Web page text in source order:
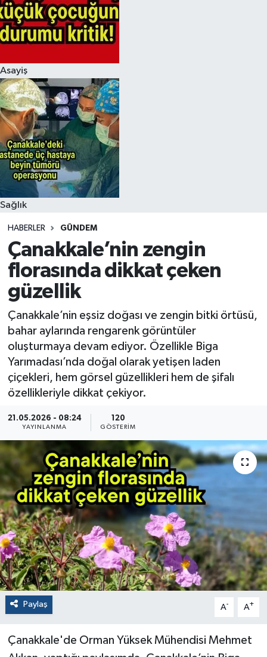
Asayiş
Sağlık
HABERLER GÜNDEM
Çanakkale’nin zengin
florasında dikkat çeken
güzellik
Çanakkale’nin eşsiz doğası ve zengin bitki örtüsü,
bahar aylarında rengarenk görüntüler
oluşturmaya devam ediyor. Özellikle Biga
Yarımadası’nda doğal olarak yetişen laden
çiçekleri, hem görsel güzellikleri hem de şifalı
özellikleriyle dikkat çekiyor.
21.05.2026 - 08:24
YAYINLANMA
120
GÖSTERIM
Paylaş A- A+
Çanakkale'de Orman Yüksek Mühendisi Mehmet